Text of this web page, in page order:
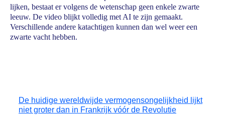
lijken, bestaat er volgens de wetenschap geen enkele zwarte
leeuw. De video blijkt volledig met AI te zijn gemaakt.
Verschillende andere katachtigen kunnen dan wel weer een
zwarte vacht hebben.
De huidige wereldwijde vermogensongelijkheid lijkt
niet groter dan in Frankrijk vóór de Revolutie